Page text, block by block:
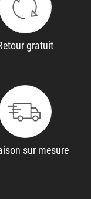
gratuit
sur mesure